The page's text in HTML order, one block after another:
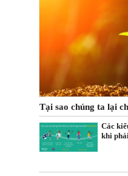
Tại sao chúng ta lại
Các
khi